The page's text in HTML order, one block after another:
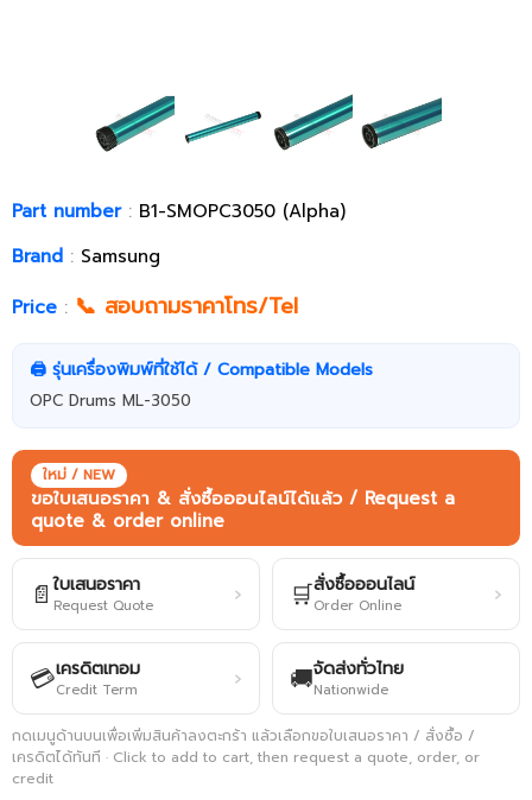
Part number: B1-SMOPC3050 (Alpha)
Brand : Samsung
Price : 📞 สอบถามราคาโทร/Tel
🖨️ รุ่นเครื่องพิมพ์ที่ใช้ได้ / Compatible Models
OPC Drums ML-3050
ใหม่ / NEW
ขอใบเสนอราคา & สั่งซื้อออนไลน์ได้แล้ว / Request a
quote & order online
📄 ใบเสนอราคา
Request Quote › 🛒สั่งซื้อออนไลน์
Order Online ›
💳เครดิตเทอม
Credit Term › 🚚จัดส่งทั่วไทย
Nationwide
กดเมนูด้านบนเพื่อเพิ่มสินค้าลงตะกร้า แล้วเลือกขอใบเสนอราคา / สั่งซื้อ /
เครดิตได้ทันที · Click to add to cart, then request a quote, order, or
credit